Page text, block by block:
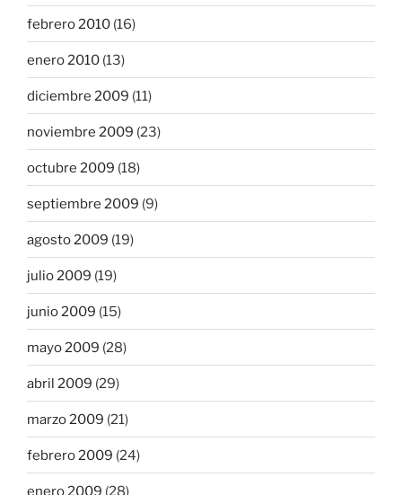
febrero 2010 (16)
enero 2010 (13)
diciembre 2009 (11)
noviembre 2009 (23)
octubre 2009 (18)
septiembre 2009 (9)
agosto 2009 (19)
julio 2009 (19)
junio 2009 (15)
mayo 2009 (28)
abril 2009 (29)
marzo 2009 (21)
febrero 2009 (24)
enero 2009 (28)